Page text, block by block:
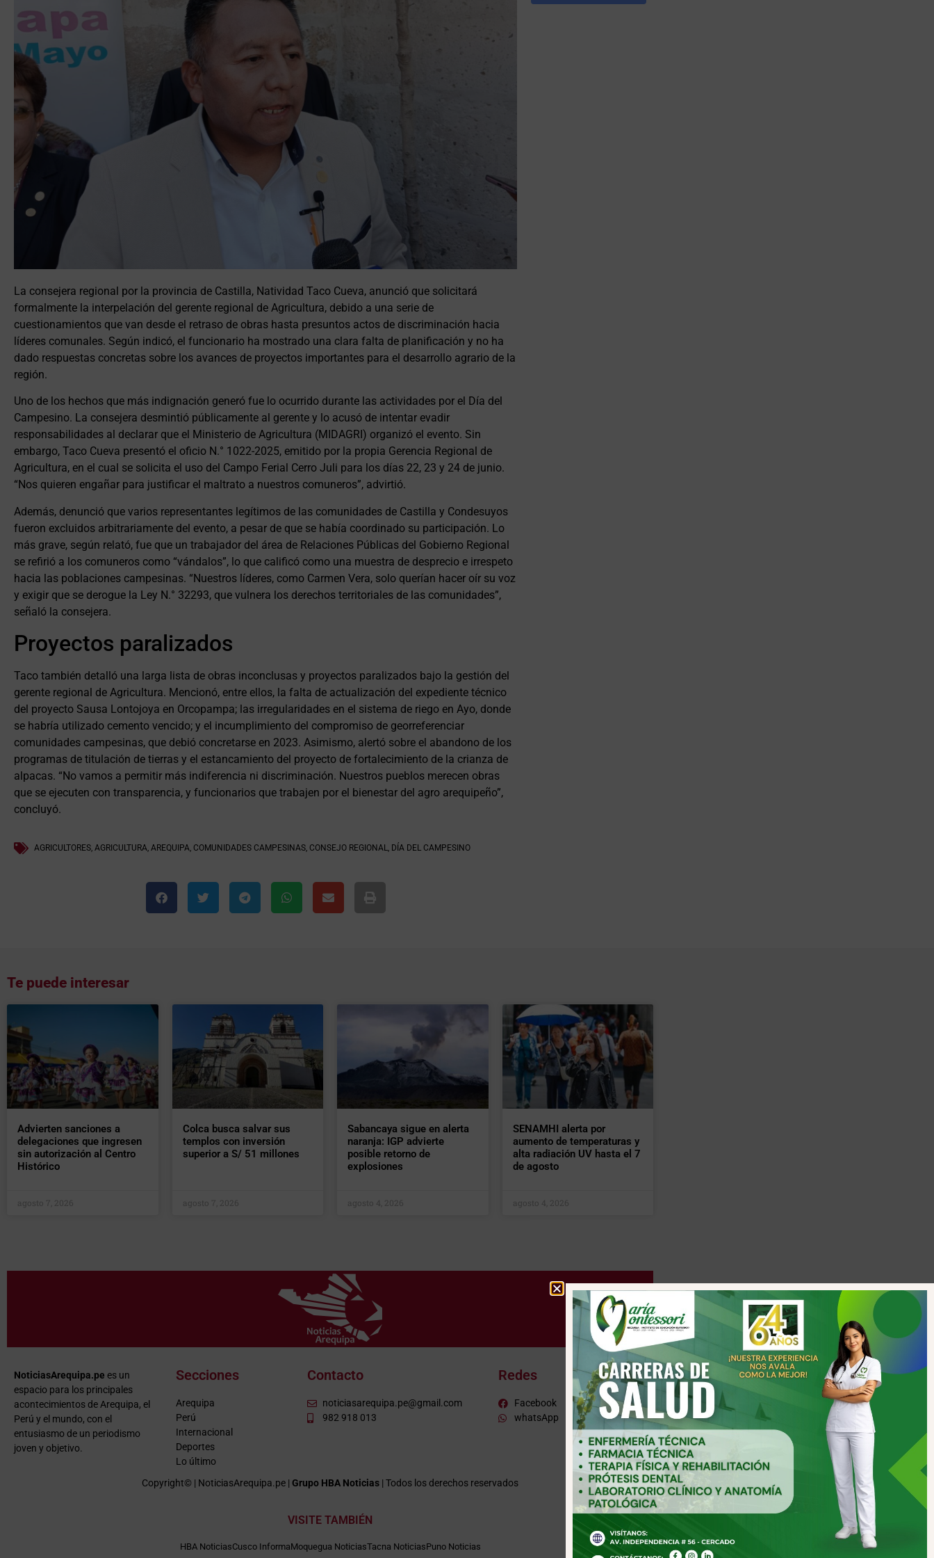
La consejera regional por la provincia de Castilla, Natividad Taco Cueva, anunció que solicitará
formalmente la interpelación del gerente regional de Agricultura, debido a una serie de
cuestionamientos que van desde el retraso de obras hasta presuntos actos de discriminación hacia
líderes comunales. Según indicó, el funcionario ha mostrado una clara falta de planificación y no ha
dado respuestas concretas sobre los avances de proyectos importantes para el desarrollo agrario de la
región.
Uno de los hechos que más indignación generó fue lo ocurrido durante las actividades por el Día del
Campesino. La consejera desmintió públicamente al gerente y lo acusó de intentar evadir
responsabilidades al declarar que el Ministerio de Agricultura (MIDAGRI) organizó el evento. Sin
embargo, Taco Cueva presentó el oficio N.° 1022-2025, emitido por la propia Gerencia Regional de
Agricultura, en el cual se solicita el uso del Campo Ferial Cerro Juli para los días 22, 23 y 24 de junio.
“Nos quieren engañar para justificar el maltrato a nuestros comuneros”, advirtió.
Además, denunció que varios representantes legítimos de las comunidades de Castilla y Condesuyos
fueron excluidos arbitrariamente del evento, a pesar de que se había coordinado su participación. Lo
más grave, según relató, fue que un trabajador del área de Relaciones Públicas del Gobierno Regional
se refirió a los comuneros como “vándalos”, lo que calificó como una muestra de desprecio e irrespeto
hacia las poblaciones campesinas. “Nuestros líderes, como Carmen Vera, solo querían hacer oír su voz
y exigir que se derogue la Ley N.° 32293, que vulnera los derechos territoriales de las comunidades”,
señaló la consejera.
Proyectos paralizados
Taco también detalló una larga lista de obras inconclusas y proyectos paralizados bajo la gestión del
gerente regional de Agricultura. Mencionó, entre ellos, la falta de actualización del expediente técnico
del proyecto Sausa Lontojoya en Orcopampa; las irregularidades en el sistema de riego en Ayo, donde
se habría utilizado cemento vencido; y el incumplimiento del compromiso de georreferenciar
comunidades campesinas, que debió concretarse en 2023. Asimismo, alertó sobre el abandono de los
programas de titulación de tierras y el estancamiento del proyecto de fortalecimiento de la crianza de
alpacas. “No vamos a permitir más indiferencia ni discriminación. Nuestros pueblos merecen obras
que se ejecuten con transparencia, y funcionarios que trabajen por el bienestar del agro arequipeño”,
concluyó.
AGRICULTORES, AGRICULTURA, AREQUIPA, COMUNIDADES CAMPESINAS, CONSEJO REGIONAL, DÍA DEL CAMPESINO
Te puede interesar
Advierten sanciones a
delegaciones que ingresen
sin autorización al Centro
Histórico
agosto 7, 2026
Colca busca salvar sus
templos con inversión
superior a S/ 51 millones
agosto 7, 2026
Sabancaya sigue en alerta
naranja: IGP advierte
posible retorno de
explosiones
agosto 4, 2026
SENAMHI alerta por
aumento de temperaturas y
alta radiación UV hasta el 7
de agosto
agosto 4, 2026
NoticiasArequipa.pe es un
espacio para los principales
acontecimientos de Arequipa, el
Perú y el mundo, con el
entusiasmo de un periodismo
joven y objetivo.
Secciones
Arequipa
Perú
Internacional
Deportes
Lo último
Contacto
noticiasarequipa.pe@gmail.com
982 918 013
Redes
Facebook
whatsApp
Copyright© | NoticiasArequipa.pe | Grupo HBA Noticias | Todos los derechos reservados
VISITE TAMBIÉN
HBA NoticiasCusco InformaMoquegua NoticiasTacna NoticiasPuno Noticias